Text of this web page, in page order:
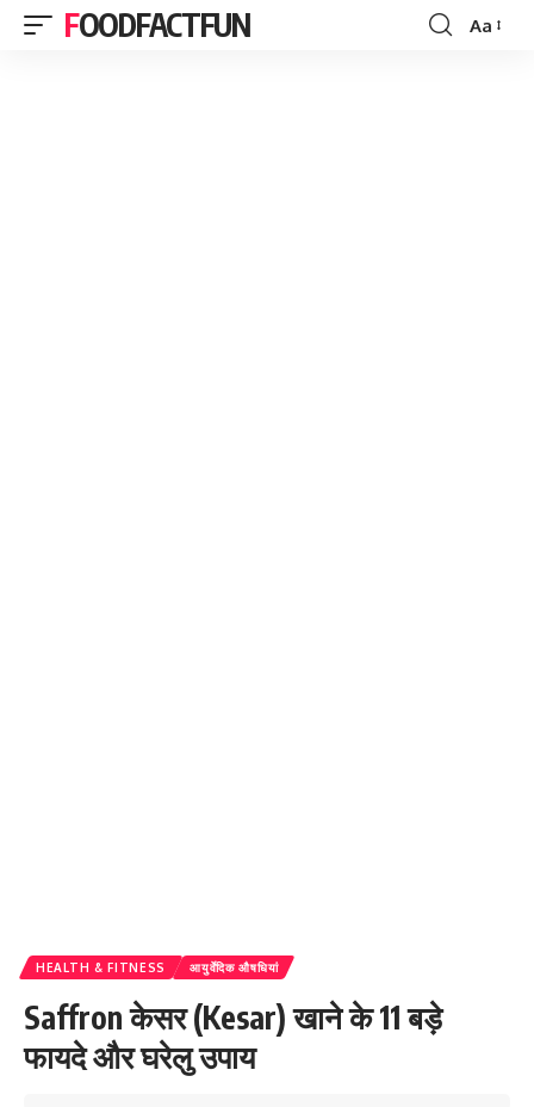
FOODFACTFUN
Font
Aa
HEALTH & FITNESS आयुर्वेदिक औषधियां
Saffron केसर (Kesar) खाने के 11 बड़े
फायदे और घरेलु उपाय